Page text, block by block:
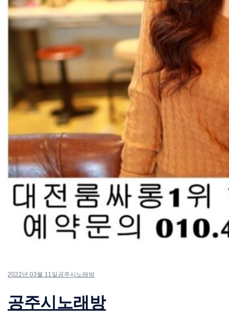
2022년 03월 11일 공주시노래방
공주시노래방